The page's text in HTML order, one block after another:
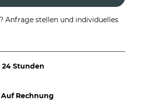
Anfrage stellen und individuelles
Stunden
Rechnung